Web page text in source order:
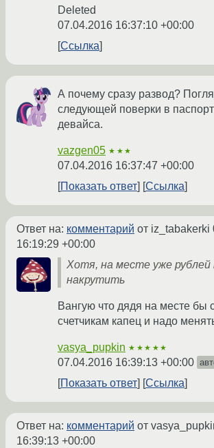
Deleted
07.04.2016 16:37:10 +00:00
Ссылка
А почему сразу развод?
следующей поверки в
девайса.
vazgen05 ★★★
07.04.2016 16:37:47 +00:00
Показать ответ
Ссылка
Ответ на: комментарий от iz_tabakerki
16:19:29 +00:00
Хотя, на месте уже рублей
накрутить
Вангую что дядя на месте бы
счетчикам капец и надо
vasya_pupkin ★★★★★
07.04.2016 16:39:13 +00:00
Показать ответ Ссылка
Ответ на: комментарий от
16:39:13 +00:00